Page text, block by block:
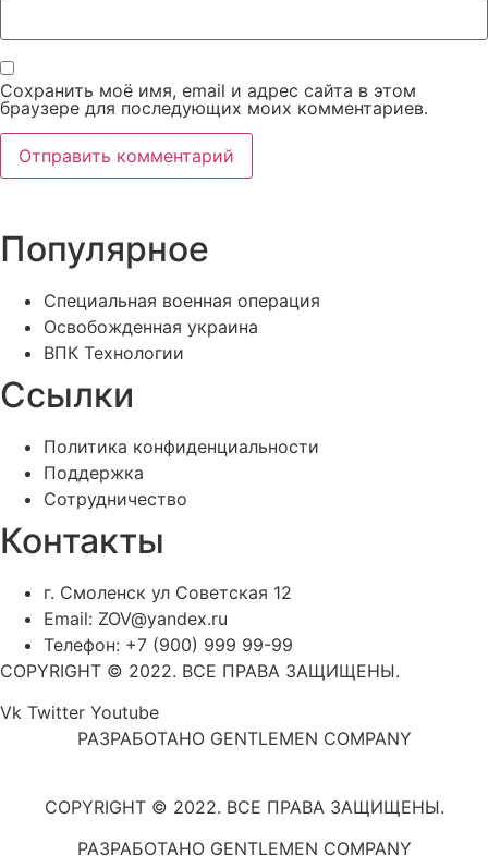
Сохранить моё имя, email и адрес сайта в этом
браузере для последующих моих комментариев.
Популярное
Специальная военная операция
Освобожденная украина
ВПК Технологии
Ссылки
Политика конфиденциальности
Поддержка
Сотрудничество
Контакты
г. Смоленск ул Советская 12
Email: ZOV@yandex.ru
Телефон: +7 (900) 999 99-99
COPYRIGHT © 2022. ВСЕ ПРАВА ЗАЩИЩЕНЫ.
Vk Twitter Youtube
РАЗРАБОТАНО GENTLEMEN COMPANY
COPYRIGHT © 2022. ВСЕ ПРАВА ЗАЩИЩЕНЫ.
РАЗРАБОТАНО GENTLEMEN COMPANY